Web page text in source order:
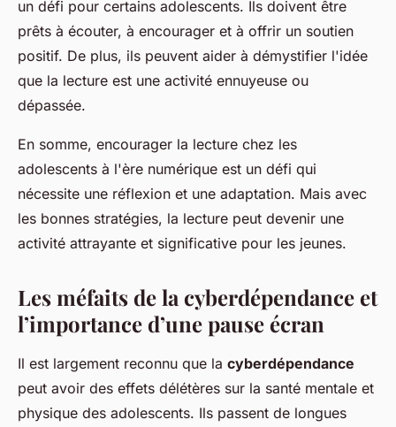
un défi pour certains adolescents. Ils doivent être
prêts à écouter, à encourager et à offrir un soutien
positif. De plus, ils peuvent aider à démystifier l'idée
que la lecture est une activité ennuyeuse ou
dépassée.
En somme, encourager la lecture chez les
adolescents à l'ère numérique est un défi qui
nécessite une réflexion et une adaptation. Mais avec
les bonnes stratégies, la lecture peut devenir une
activité attrayante et significative pour les jeunes.
Les méfaits de la cyberdépendance et
l’importance d’une pause écran
Il est largement reconnu que la cyberdépendance
peut avoir des effets délétères sur la santé mentale et
physique des adolescents. Ils passent de longues